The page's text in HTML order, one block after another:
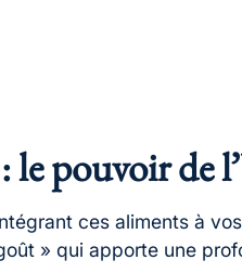
le pouvoir
ces aliments à
» qui apporte une